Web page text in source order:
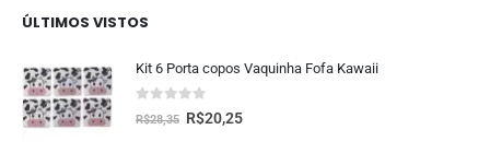
ÚLTIMOS VISTOS
Kit 6 Porta copos Vaquinha Fofa Kawaii
fora de 5
R$28,35 R$20,25